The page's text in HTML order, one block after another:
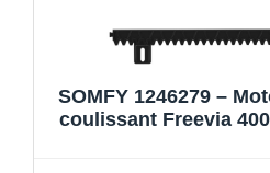
SOMFY 1246279 –
coulissant Freevia